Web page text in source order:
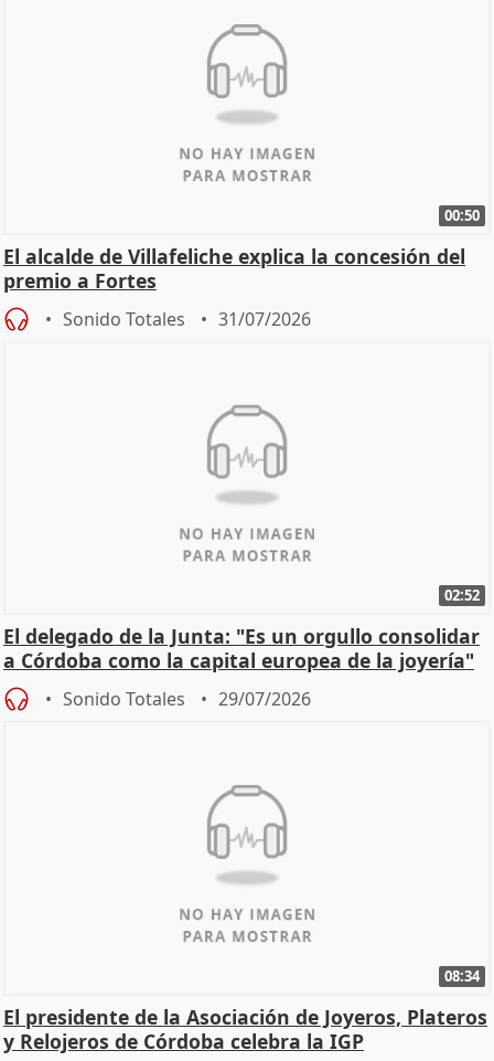
00:50
El alcalde de Villafeliche explica la concesión del
premio a Fortes
Sonido Totales 31/07/2026
02:52
El delegado de la Junta: "Es un orgullo consolidar
a Córdoba como la capital europea de la joyería"
Sonido Totales 29/07/2026
08:34
El presidente de la Asociación de Joyeros, Plateros
y Relojeros de Córdoba celebra la IGP